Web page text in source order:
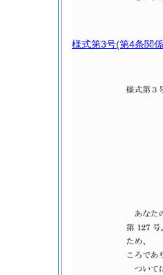
様式第3号(第4条関